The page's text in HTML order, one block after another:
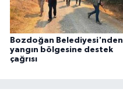
Bozdoğan Belediyesi'nden
yangın bölgesine destek
çağrısı